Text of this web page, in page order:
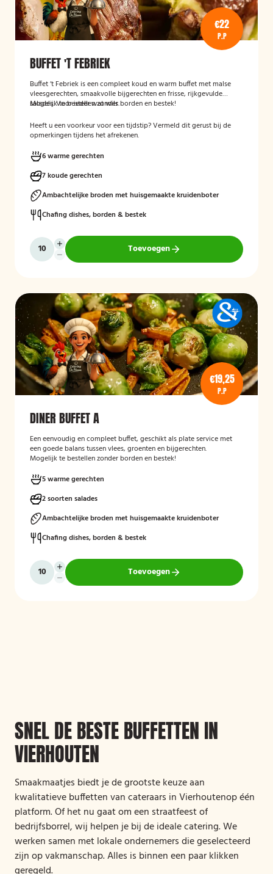
€22
P.P
BUFFET 'T FEBRIEK
Buffet ‘t Febriek is een compleet koud en warm buffet met malse
vleesgerechten, smaakvolle bijgerechten en frisse, rijkgevulde
salades. Voor ieder wat wils.
Mogelijk te bestellen zonder borden en bestek!
Heeft u een voorkeur voor een tijdstip? Vermeld dit gerust bij de
opmerkingen tijdens het afrekenen.
6 warme gerechten
7 koude gerechten
Ambachtelijke broden met huisgemaakte kruidenboter
Chafing dishes, borden & bestek
Toevoegen
€19,25
P.P
DINER BUFFET A
Een eenvoudig en compleet buffet, geschikt als plate service met
een goede balans tussen vlees, groenten en bijgerechten.
Mogelijk te bestellen zonder borden en bestek!
5 warme gerechten
2 soorten salades
Ambachtelijke broden met huisgemaakte kruidenboter
Chafing dishes, borden & bestek
Toevoegen
SNEL DE BESTE BUFFETTEN IN
VIERHOUTEN
Smaakmaatjes biedt je de grootste keuze aan
kwalitatieve buffetten van cateraars in Vierhoutenop één
platform. Of het nu gaat om een straatfeest of
bedrijfsborrel, wij helpen je bij de ideale catering. We
werken samen met lokale ondernemers die geselecteerd
zijn op vakmanschap. Alles is binnen een paar klikken